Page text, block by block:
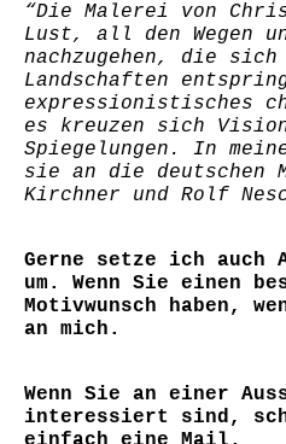
“Die Malerei von
Lust, all den Wegen
nachzugehen, die
Landschaften
expressionistisches
es kreuzen sich
Spiegelungen. In
sie an die deutschen
Kirchner und Rolf
Gerne setze ich auch
um. Wenn Sie einen
Motivwunsch haben,
an mich.
Wenn Sie an einer
interessiert sind,